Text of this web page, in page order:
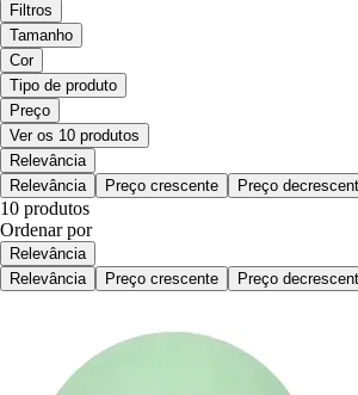
Filtros
Tamanho
Cor
Tipo de produto
Preço
Ver os 10 produtos
Relevância
Relevância
Preço crescente Preço
10 produtos
Ordenar por
Relevância
Relevância
Preço crescente Preço